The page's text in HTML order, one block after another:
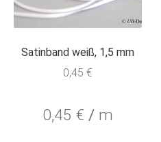
Satinband weiß, 1,5 mm
0,45€
0,45€ / m